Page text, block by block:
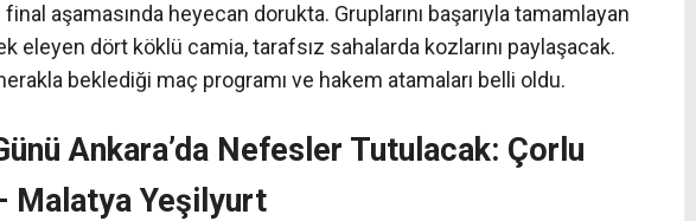
aşamasında heyecan dorukta. Gruplarını başarıyla tamamlayan
eleyen dört köklü camia, tarafsız sahalarda kozlarını paylaşacak.
beklediği maç programı ve hakem atamaları belli oldu.
Ankara’da Nefesler Tutulacak: Çorlu
Malatya Yeşilyurt